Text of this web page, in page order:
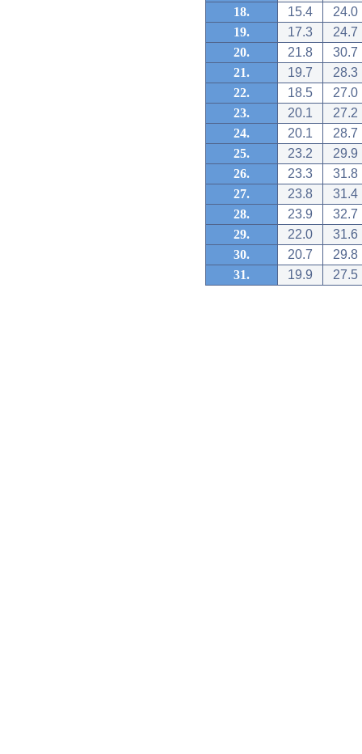
18.
15.4
24.0
19.
17.3
24.7
20.
21.8
30.7
21.
19.7
28.3
22.
18.5
27.0
23.
20.1
27.2
24.
20.1
28.7
25.
23.2
29.9
26.
23.3
31.8
27.
23.8
31.4
28.
23.9
32.7
29.
22.0
31.6
30.
20.7
29.8
31.
19.9 27.5